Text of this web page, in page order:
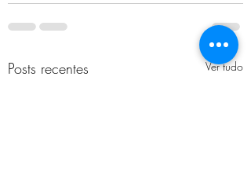
Posts recentes Ver tudo